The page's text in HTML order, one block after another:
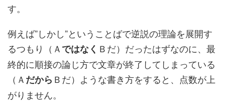
す。
例えば”しかし”ということばで逆説の理論を展開す
るつもり（Ａではなく Ｂだ）だったはずなのに、最
終的に順接の論じ方で文章が終了してしまっている
（Ａだから Ｂだ）ような書き方をすると、点数が上
がりません。